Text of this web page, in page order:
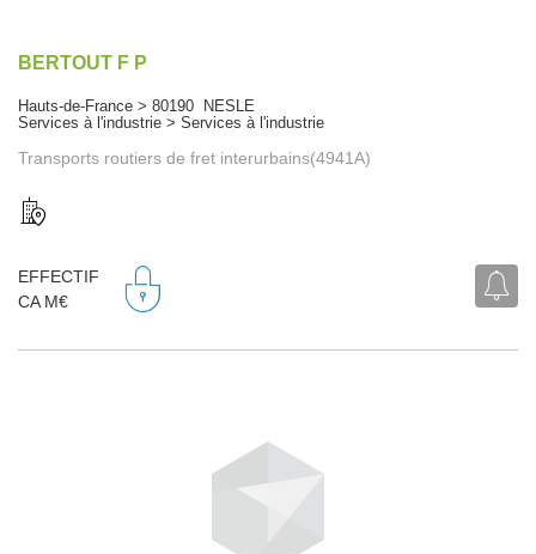
BERTOUT F P
Hauts-de-France > 80190 NESLE
Services à l'industrie > Services à l'industrie
Transports routiers de fret interurbains(4941A)
EFFECTIF
CA M€